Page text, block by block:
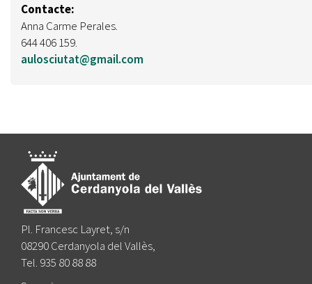
Contacte:
Anna Carme Perales.
644 406 159.
aulosciutat@gmail.com
Pl. Francesc Layret, s/n
08290 Cerdanyola del Vallès,
Tel. 935 80 88 88